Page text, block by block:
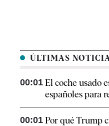
ÚLTIMAS
00:01 El coche usado
españoles para
00:01 Por qué Trump